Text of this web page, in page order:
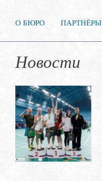
О БЮРО ПАРТНЁРЫ
Новости